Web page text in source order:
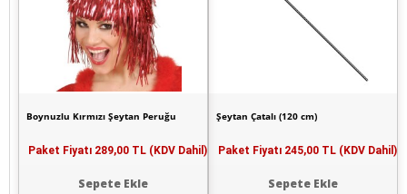
Şeytan Çatalı (120 cm)
Paket Fiyatı 245,00 TL (KDV Dahil)
Sepete Ekle
Boynuzlu Kırmızı Şeytan Peruğu
Paket Fiyatı 289,00 TL (KDV Dahil)
Sepete Ekle